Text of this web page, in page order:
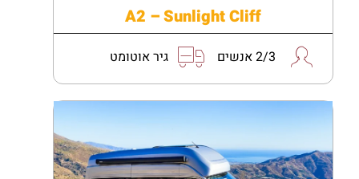
A2 – Sunlight Cliff
2/3 אנשים גיר אוטומט